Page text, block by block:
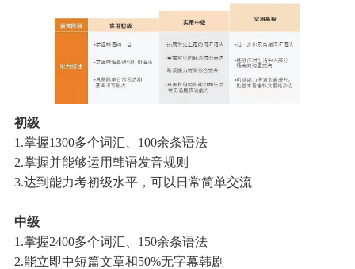
初级
1.掌握1300多个词汇、100余条语法
2.掌握并能够运用韩语发音规则
3.达到能力考初级水平，可以日常简单交流
中级
1.掌握2400多个词汇、150余条语法
2.能立即中短篇文章和50%无字幕韩剧